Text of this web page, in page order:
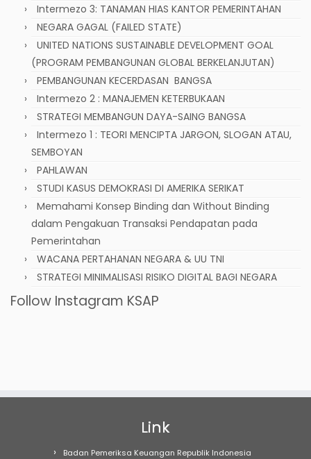
Intermezo 3: TANAMAN HIAS KANTOR PEMERINTAHAN
NEGARA GAGAL (FAILED STATE)
UNITED NATIONS SUSTAINABLE DEVELOPMENT GOAL
(PROGRAM PEMBANGUNAN GLOBAL BERKELANJUTAN)
PEMBANGUNAN KECERDASAN BANGSA
Intermezo 2 : MANAJEMEN KETERBUKAAN
STRATEGI MEMBANGUN DAYA-SAING BANGSA
Intermezo 1 : TEORI MENCIPTA JARGON, SLOGAN ATAU,
SEMBOYAN
PAHLAWAN
STUDI KASUS DEMOKRASI DI AMERIKA SERIKAT
Memahami Konsep Binding dan Without Binding
dalam Pengakuan Transaksi Pendapatan pada
Pemerintahan
WACANA PERTAHANAN NEGARA & UU TNI
STRATEGI MINIMALISASI RISIKO DIGITAL BAGI NEGARA
Follow Instagram KSAP
Link
Badan Pemeriksa Keuangan Republik Indonesia